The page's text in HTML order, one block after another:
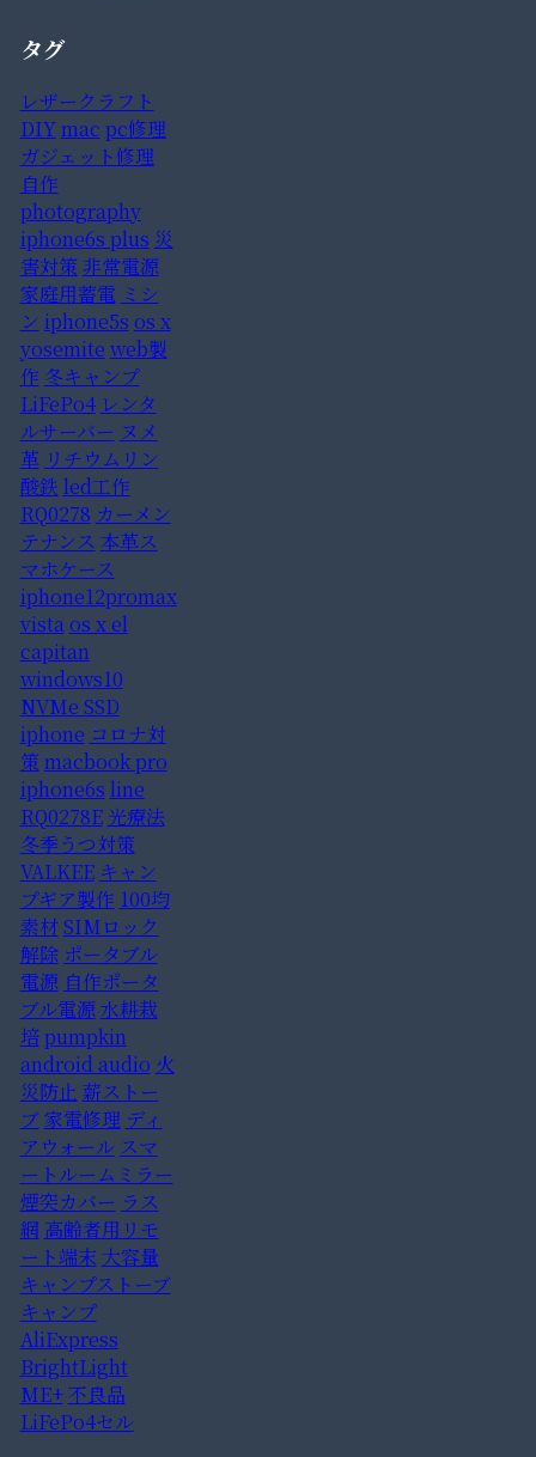
タグ
レザークラフト
DIYmac pc修理
ガジェット修理
自作
photography
iphone6s plus 災
害対策非常電源
家庭用蓄電 ミシ
ン iphone5s os x
yosemite web製
作 冬キャンプ
LiFePo4 レンタ
ルサーバー ヌメ
革 リチウムリン
酸鉄 led工作
RQ0278 カーメン
テナンス 本革ス
マホケース
iphone12promax
vistaos x el
capitan
windows10
NVMe SSD
iphone コロナ対
策macbook pro
iphone6s line
RQ0278E 光療法
冬季うつ対策
VALKEE キャン
プギア製作 100均
素材SIMロック
解除 ポータブル
電源 自作ポータ
ブル電源水耕栽
培pumpkin
android audio 火
災防止 薪ストー
ブ家電修理 ディ
アウォール スマ
ートルームミラー
煙突カバー ラス
網 高齢者用リモ
ート端末大容量
キャンプストーブ
キャンプ
AliExpress
BrightLight
ME+不良品
LiFePo4セル